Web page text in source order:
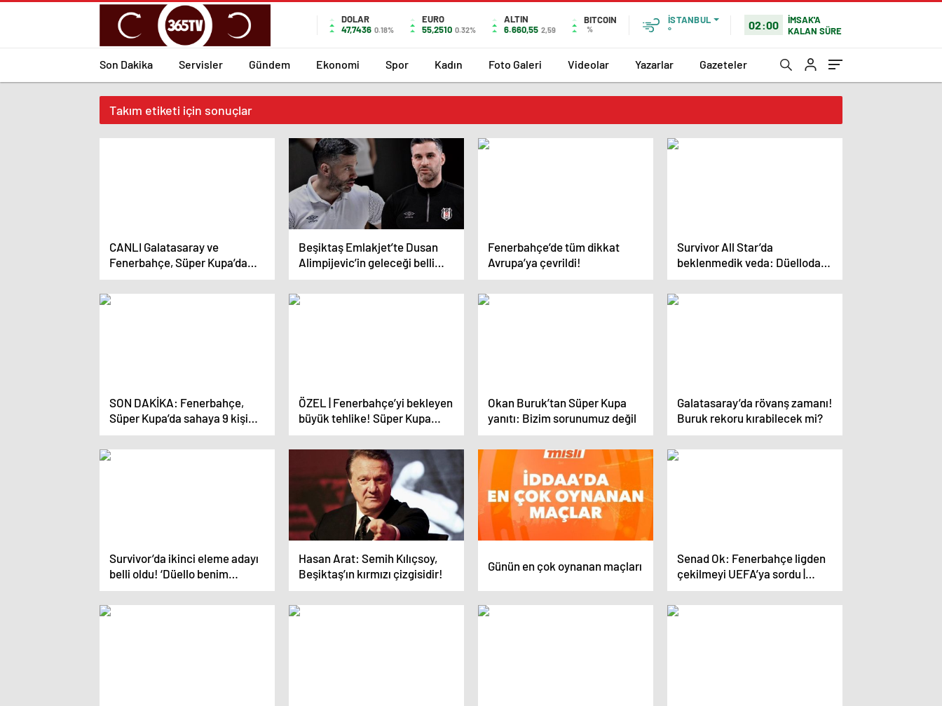
DOLAR
47,7436 0.18%
EURO
55,2510 0.32%
ALTIN
6.660,55 2,59
BITCOIN
%
İSTANBUL
°
02:00
İMSAK'A
KALAN SÜRE
Son Dakika Servisler Gündem Ekonomi Spor Kadın Foto Galeri Videolar Yazarlar Gazeteler
Takım etiketi için sonuçlar
CANLI Galatasaray ve
Fenerbahçe, Süper Kupa’da
karşı karşıya gelecek! Sürpriz
karar
Beşiktaş Emlakjet’te Dusan
Alimpijevic’in geleceği belli
oldu! ‘Birlikte devam edeceğiz’
Fenerbahçe’de tüm dikkat
Avrupa’ya çevrildi!
Survivor All Star’da
beklenmedik veda: Düelloda
elenen yarışmacı belli oldu!
Nagihan’ın duygusal anları
SON DAKİKA: Fenerbahçe,
Süper Kupa’da sahaya 9 kişi
çıkacak! Hükmen galibiyet
ÖZEL | Fenerbahçe’yi bekleyen
büyük tehlike! Süper Kupa
finaline çıkmazsa ağır
yaptırımlar gelebilir
Okan Buruk’tan Süper Kupa
yanıtı: Bizim sorunumuz değil
Galatasaray’da rövanş zamanı!
Buruk rekoru kırabilecek mi?
Survivor’da ikinci eleme adayı
belli oldu! ‘Düello benim
yuvam’
Hasan Arat: Semih Kılıçsoy,
Beşiktaş’ın kırmızı çizgisidir!
Günün en çok oynanan maçları
Senad Ok: Fenerbahçe ligden
çekilmeyi UEFA’ya sordu |
Futbolcular, Galatasaray’ı
yeneceklerini düşünüyor